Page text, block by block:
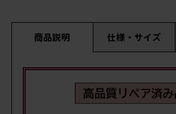
商品説明 仕様・サイズ